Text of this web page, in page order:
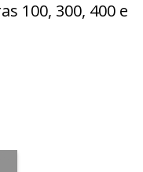
100, 300, 400 e